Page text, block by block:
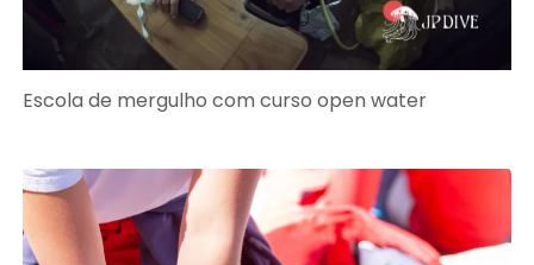
Escola de mergulho com curso open water